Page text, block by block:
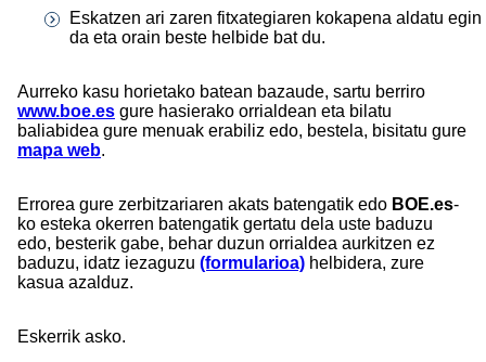
Eskatzen ari zaren fitxategiaren kokapena aldatu egin
da eta orain beste helbide bat du.
Aurreko kasu horietako batean bazaude, sartu berriro
www.boe.es gure hasierako orrialdean eta bilatu
baliabidea gure menuak erabiliz edo, bestela, bisitatu gure
mapa web.
Errorea gure zerbitzariaren akats batengatik edo BOE.es-
ko esteka okerren batengatik gertatu dela uste baduzu
edo, besterik gabe, behar duzun orrialdea aurkitzen ez
baduzu, idatz iezaguzu (formularioa) helbidera, zure
kasua azalduz.
Eskerrik asko.